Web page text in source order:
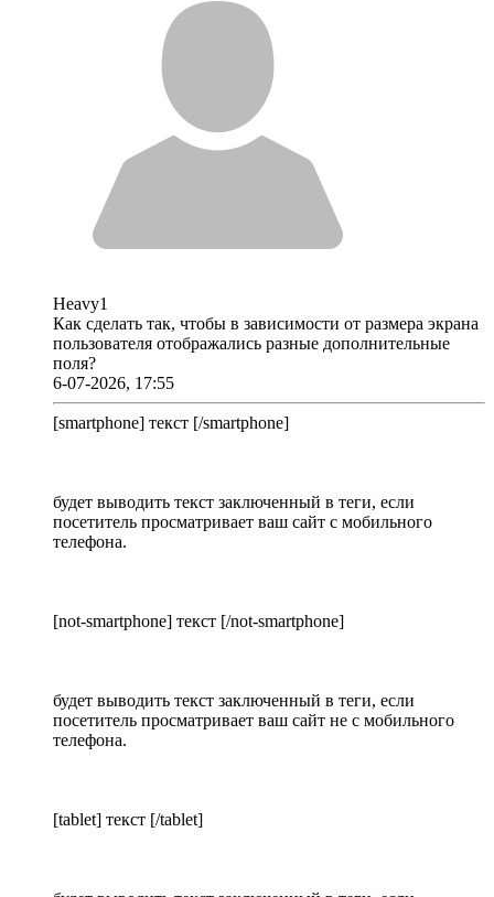
Heavy1
Как сделать так, чтобы в зависимости от размера экрана
пользователя отображались разные дополнительные
поля?
6-07-2026, 17:55
[smartphone] текст [/smartphone]
будет выводить текст заключенный в теги, если
посетитель просматривает ваш сайт с мобильного
телефона.
[not-smartphone] текст [/not-smartphone]
будет выводить текст заключенный в теги, если
посетитель просматривает ваш сайт не с мобильного
телефона.
[tablet] текст [/tablet]